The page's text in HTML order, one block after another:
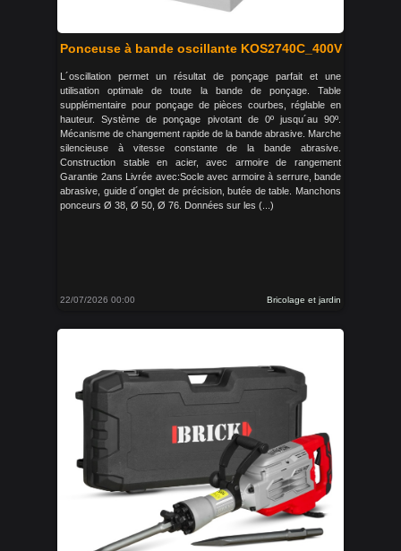
Ponceuse à bande oscillante KOS2740C_400V
L´oscillation permet un résultat de ponçage parfait et une
utilisation optimale de toute la bande de ponçage. Table
supplémentaire pour ponçage de pièces courbes, réglable en
hauteur. Système de ponçage pivotant de 0º jusqu´au 90º.
Mécanisme de changement rapide de la bande abrasive. Marche
silencieuse à vitesse constante de la bande abrasive.
Construction stable en acier, avec armoire de rangement
Garantie 2ans Livrée avec:Socle avec armoire à serrure, bande
abrasive, guide d´onglet de précision, butée de table. Manchons
ponceurs Ø 38, Ø 50, Ø 76. Données sur les (...)
22/07/2026 00:00 Bricolage et jardin